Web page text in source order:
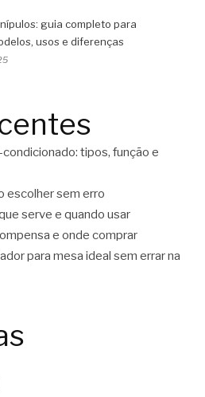
guia completo para
usos e diferenças
tipos, função e
escolher sem erro
serve e quando usar
e onde comprar
para mesa ideal sem errar na